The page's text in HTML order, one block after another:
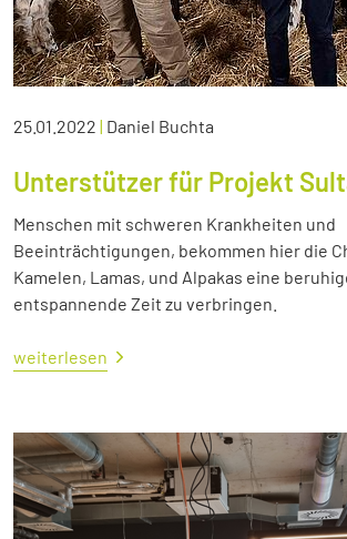
25.01.2022 | Daniel Buchta
Unterstützer für Projekt
Menschen mit schweren Krankheiten und
Beeinträchtigungen, bekommen hier die
Kamelen, Lamas, und Alpakas eine
entspannende Zeit zu verbringen.
weiterlesen